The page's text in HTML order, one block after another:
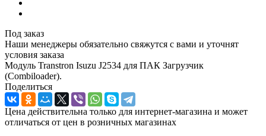
Под заказ
Наши менеджеры обязательно свяжутся с вами и уточнят
условия заказа
Модуль Transtron Isuzu J2534 для ПАК Загрузчик
(Combiloader).
Поделиться
Цена действительна только для интернет-магазина и может
отличаться от цен в розничных магазинах